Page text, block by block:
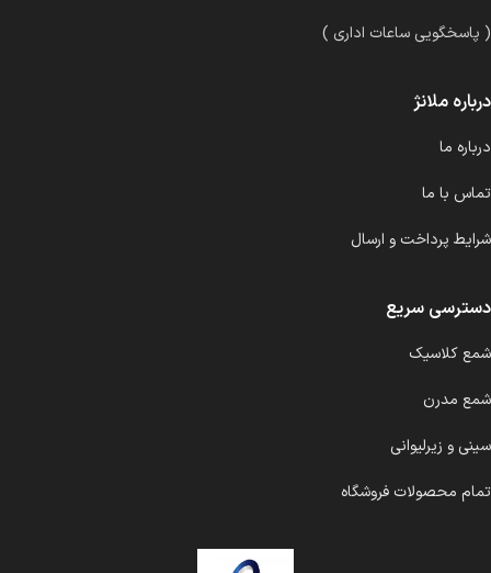
( پاسخگویی ساعات اداری )
درباره ملانژ
درباره ما
تماس با ما
شرایط پرداخت و ارسال
دسترسی سریع
شمع کلاسیک
شمع مدرن
سینی و زیرلیوانی
تمام محصولات فروشگاه